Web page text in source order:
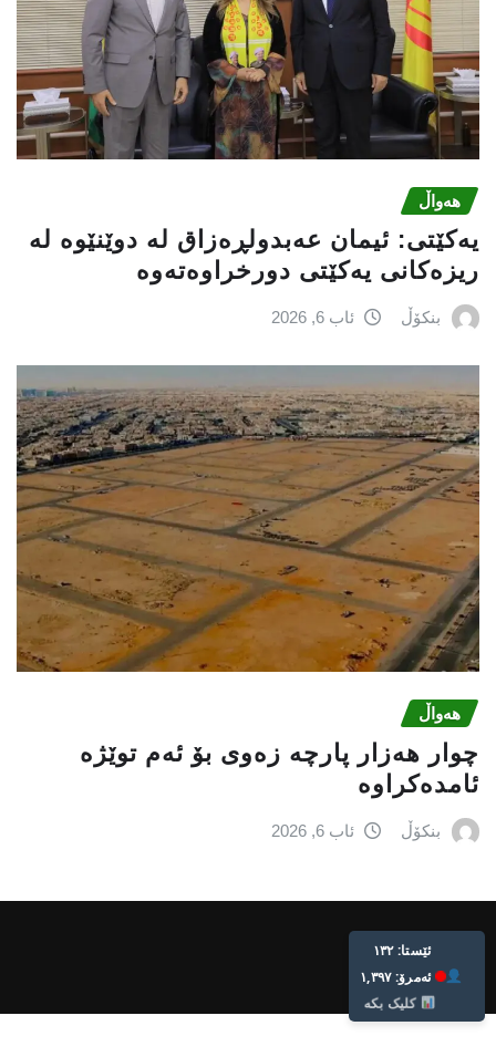
هەواڵ
یه‌كێتی: ئیمان عه‌بدولڕه‌زاق له‌ دوێنێوه‌ له‌
ریزه‌كانی یه‌كێتی دورخراوه‌ته‌وه‌
بنکۆڵ ئاب 6, 2026
هەواڵ
چوار هەزار پارچە زەوی بۆ ئەم توێژە
ئامدەکراوە
بنکۆڵ ئاب 6, 2026
ئێستا: ١٣٢
ئه‌مرۆ: ١,٣٩٧
کلیک بکە